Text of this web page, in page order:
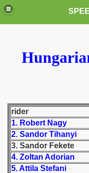
rider
1. Robert Nagy
2. Sandor Tihanyi
3. Sandor Fekete
4. Zoltan Adorian
5. Attila Stefani
these speedway
(My speedway
Świata (World